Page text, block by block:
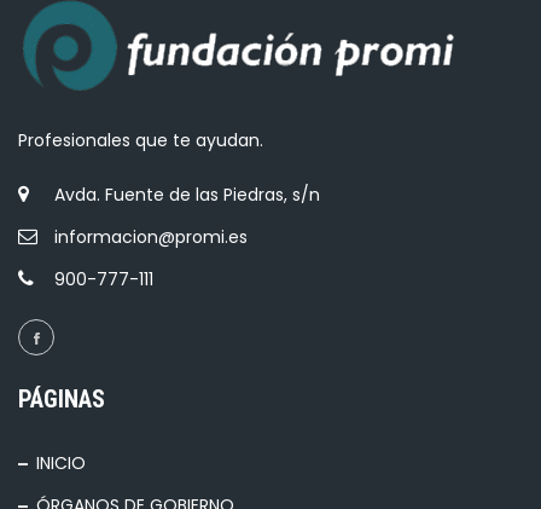
Profesionales que te ayudan.
Avda. Fuente de las Piedras, s/n
informacion@promi.es
900-777-111
PÁGINAS
INICIO